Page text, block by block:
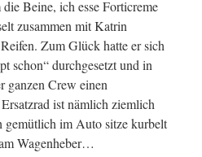
Beine, ich esse Forticreme
zusammen mit Katrin
Zum Glück hatte er sich
schon“ durchgesetzt und in
ganzen Crew einen
ist nämlich ziemlich
gemütlich im Auto sitze kurbelt
Wagenheber…